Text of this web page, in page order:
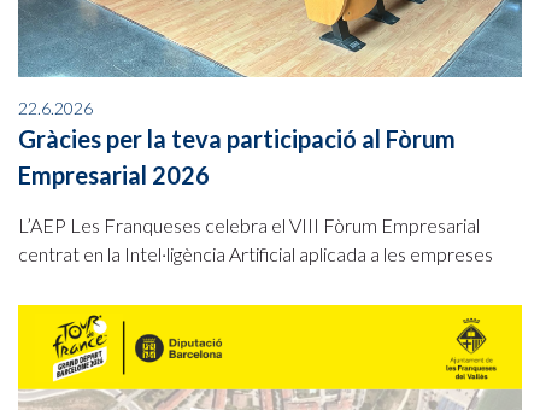
22.6.2026
Gràcies per la teva participació al Fòrum
Empresarial 2026
L’AEP Les Franqueses celebra el VIII Fòrum Empresarial
centrat en la Intel·ligència Artificial aplicada a les empreses